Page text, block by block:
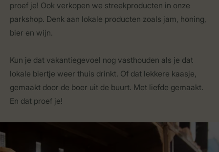
proef je! Ook verkopen we streekproducten in onze
parkshop. Denk aan lokale producten zoals jam, honing,
bier en wijn.
Kun je dat vakantiegevoel nog vasthouden als je dat
lokale biertje weer thuis drinkt. Of dat lekkere kaasje,
gemaakt door de boer uit de buurt. Met liefde gemaakt.
En dat proef je!